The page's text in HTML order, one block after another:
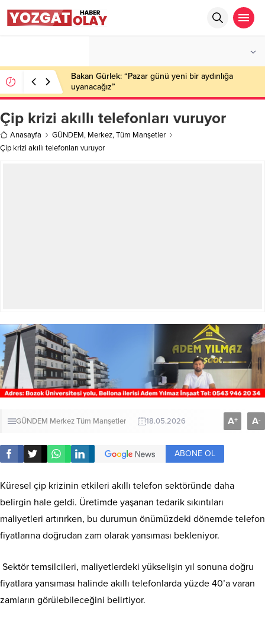
Bakan Gürlek: “Pazar günü yeni bir aydınlığa
uyanacağız”
Çip krizi akıllı telefonları vuruyor
Anasayfa GÜNDEM, Merkez,Tüm Manşetler
Çip krizi akıllı telefonları vuruyor
GÜNDEM MerkezTüm Manşetler 18.05.2026 A+ A-
ABONE OL
Küresel çip krizinin etkileri akıllı telefon sektöründe daha
belirgin hale geldi. Üretimde yaşanan tedarik sıkıntıları
maliyetleri artırırken, bu durumun önümüzdeki dönemde telefon
fiyatlarına doğrudan zam olarak yansıması bekleniyor.
Sektör temsilcileri, maliyetlerdeki yükselişin yıl sonuna doğru
fiyatlara yansıması halinde akıllı telefonlarda yüzde 40’a varan
zamların görülebileceğini belirtiyor.